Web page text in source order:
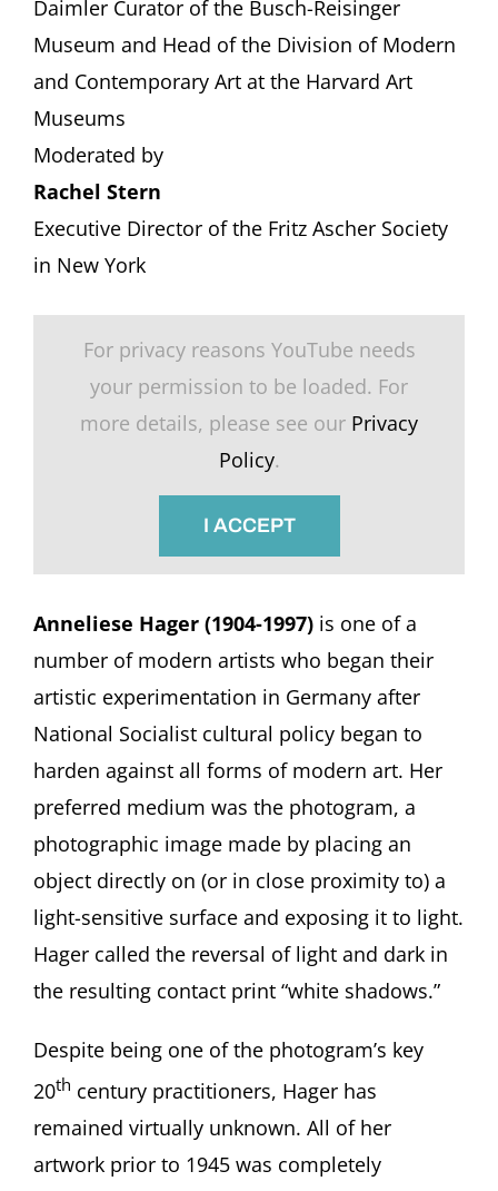
Daimler Curator of the Busch-Reisinger
Museum and Head of the Division of Modern
and Contemporary Art at the Harvard Art
Museums
Moderated by
Rachel Stern
Executive Director of the Fritz Ascher Society
in New York
For privacy reasons YouTube needs
your permission to be loaded. For
more details, please see our Privacy
Policy.
I ACCEPT
Anneliese Hager (1904-1997)is one of a
number of modern artists who began their
artistic experimentation in Germany after
National Socialist cultural policy began to
harden against all forms of modern art. Her
preferred medium was the photogram, a
photographic image made by placing an
object directly on (or in close proximity to) a
light-sensitive surface and exposing it to light.
Hager called the reversal of light and dark in
the resulting contact print “white shadows.”
Despite being one of the photogram’s key
20th century practitioners, Hager has
remained virtually unknown. All of her
artwork prior to 1945 was completely